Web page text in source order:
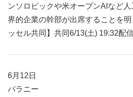
ンソロピックや米オープンAIなど
界的企業の幹部が出席することを
ッセル共同】共同6/13(土) 19:32配
6月12日
バラニー